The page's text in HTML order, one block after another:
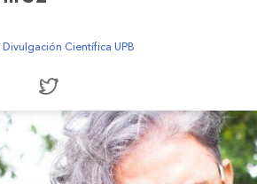
Divulgación Científica UPB